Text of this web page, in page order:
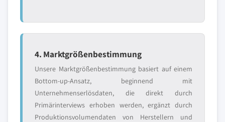
4. Marktgrößenbestimmung
Unsere Marktgrößenbestimmung basiert auf einem
Bottom-up-Ansatz, beginnend mit
Unternehmenserlösdaten, die direkt durch
Primärinterviews erhoben werden, ergänzt durch
Produktionsvolumendaten von Herstellern und